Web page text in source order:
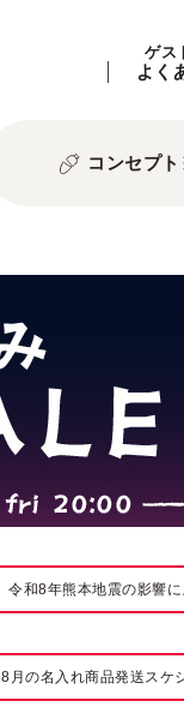
ゲス
よく
コンセプト
令和8年熊本地震の影響
8月の名入れ商品発送スケ